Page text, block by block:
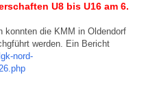
U8 bis U16 am 6.
konnten die KMM in Oldendorf
werden. Ein Bericht
nord-